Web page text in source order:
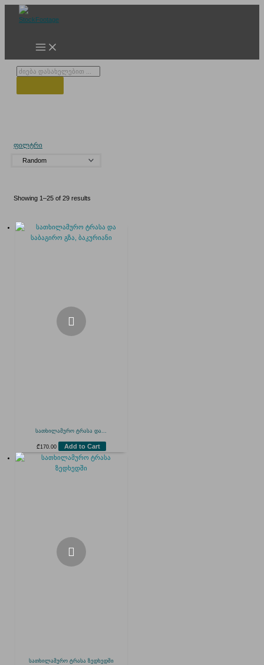
Products
ფილტრი
Showing 1–25 of 29 results
სათხილამურო ტრასა და...
₾ 170.00 Add to Cart
სათხილამურო ტრასა ზედხედში